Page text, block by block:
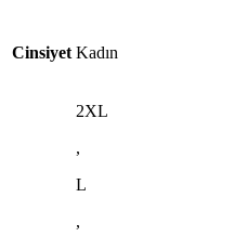
Cinsiyet Kadın
2XL
,
L
,